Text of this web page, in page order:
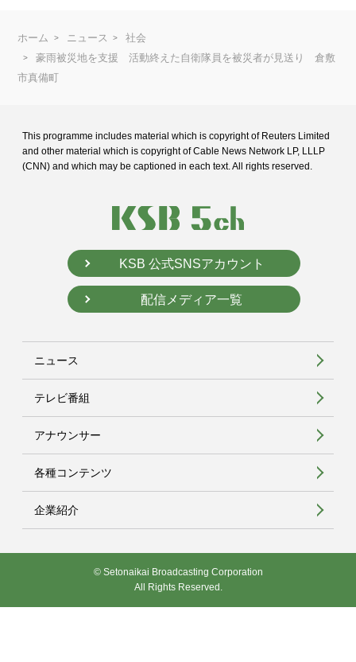
ホーム ニュース
社会
豪雨被災地を支援 活動終えた自衛隊員を被災者が見送り 倉敷
市真備町
This programme includes material which is copyright of Reuters Limited
and other material which is copyright of Cable News Network LP, LLLP
(CNN) and which may be captioned in each text. All rights reserved.
KSB 公式SNSアカウント
配信メディア一覧
ニュース
テレビ番組
アナウンサー
各種コンテンツ
企業紹介
© Setonaikai Broadcasting Corporation
All Rights Reserved.